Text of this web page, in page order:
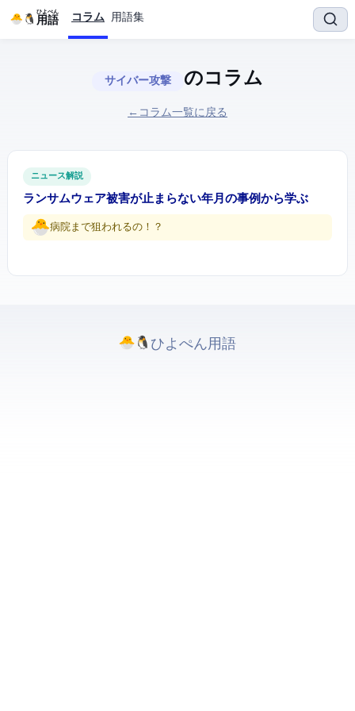
IT用語
ひよぺん コラム 用語集
サイバー攻撃 のコラム
← コラム一覧に戻る
ITニュース解説
ランサムウェア被害が止まらない — 2026年2月の事例から学ぶ
病院まで狙われるの…！？
ひよぺんIT用語. All rights reserved.